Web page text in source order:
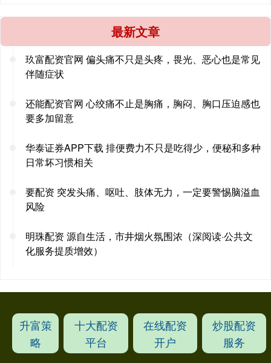
最新文章
玖富配资官网 偏头痛不只是头疼，畏光、恶心也是常见
伴随症状
还能配资官网 心绞痛不止是胸痛，胸闷、胸口压迫感也
要多加留意
华泰证券APP下载 排便费力不只是吃得少，便秘和多种
日常坏习惯相关
要配资 突发头痛、呕吐、肢体无力，一定要警惕脑溢血
风险
明珠配资 源自生活，市井烟火氛围浓（深阅读·公共文
化服务提质增效）
升富策
略
十大配资
平台
在线配资
开户
炒股配资
服务